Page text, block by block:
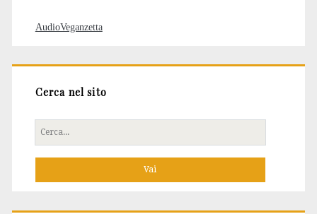
AudioVeganzetta
Cerca nel sito
Cerca
per: